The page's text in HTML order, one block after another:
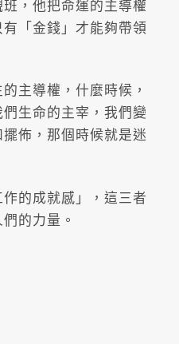
，他把命運的主導權
「金錢」才能夠帶領
主導權，什麼時候，
生命的主宰，我們變
佈，那個時候就是迷
的成就感」，這三者
的力量。